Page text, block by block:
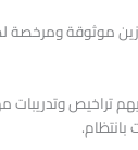
موثوقة ومرخصة
تراخيص وتدريبات